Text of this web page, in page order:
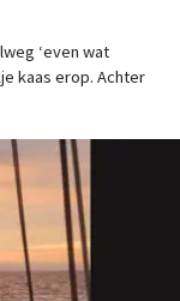
‘even wat
kaas erop. Achter